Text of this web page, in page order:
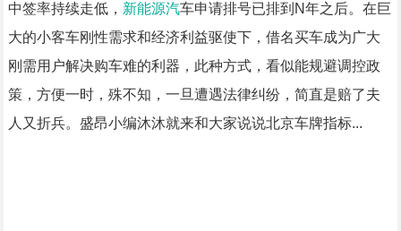
中签率持续走低， 新能源汽车申请排号已排到N年之后。在巨
大的小客车刚性需求和经济利益驱使下，借名买车成为广大
刚需用户解决购车难的利器，此种方式，看似能规避调控政
策，方便一时，殊不知，一旦遭遇法律纠纷，简直是赔了夫
人又折兵。盛昂小编沐沐就来和大家说说北京车牌指标...